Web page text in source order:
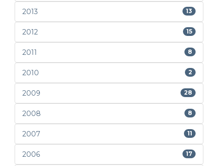
2013 13
2012 15
2011 8
2010 2
2009 28
2008 8
2007 11
2006 17